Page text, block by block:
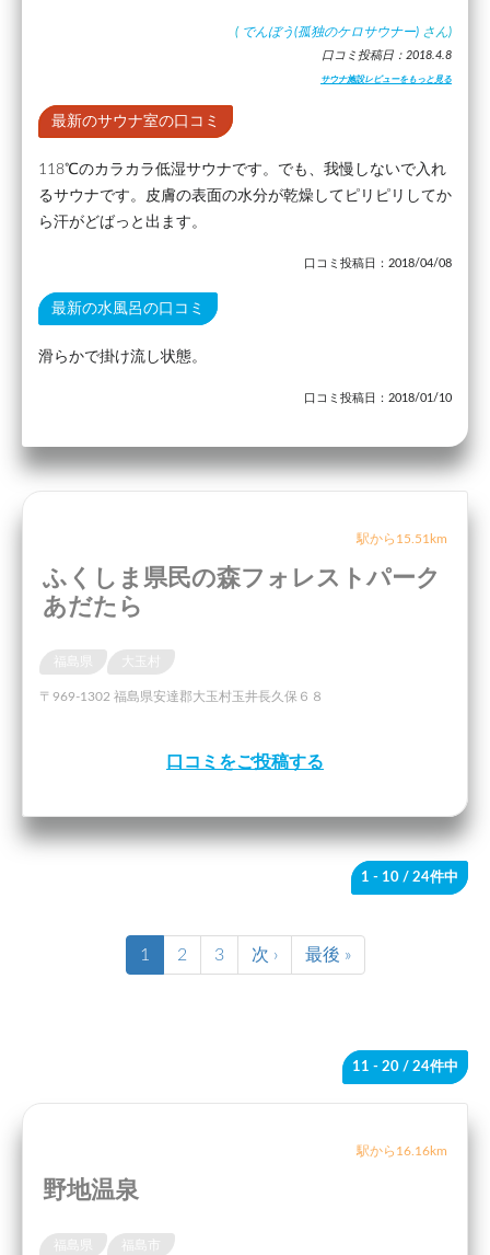
( でんぼう(孤独のケロサウナー) さん)
口コミ投稿日：2018.4.8
サウナ施設レビューをもっと見る
最新のサウナ室の口コミ
118℃のカラカラ低湿サウナです。でも、我慢しないで入れ
るサウナです。皮膚の表面の水分が乾燥してピリピリしてか
ら汗がどばっと出ます。
口コミ投稿日：2018/04/08
最新の水風呂の口コミ
滑らかで掛け流し状態。
口コミ投稿日：2018/01/10
駅から15.51km
ふくしま県民の森フォレストパーク
あだたら
〒969-1302 福島県安達郡大玉村玉井長久保６８
口コミをご投稿する
1 - 10 / 24件中
1 2 3 次 › 最後 »
11 - 20 / 24件中
駅から16.16km
野地温泉